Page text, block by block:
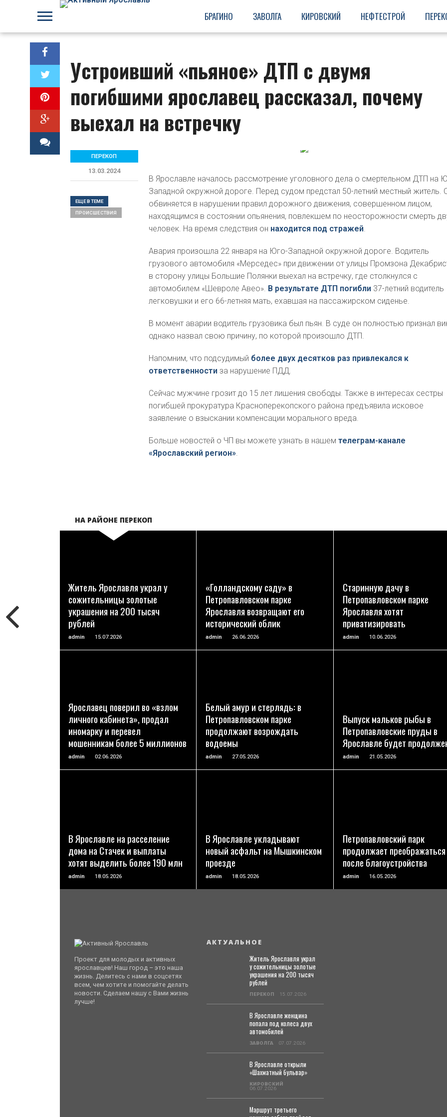
БРАГИНО ЗАВОЛГА КИРОВСКИЙ НЕФТЕСТРОЙ
Устроивший «пьяное» ДТП с двумя
погибшими ярославец рассказал, почему
выехал на встречку
В Ярославле началось рассмотрение уголовного дела о смертельном ДТП на
Западной окружной дороге. Перед судом предстал 50-летний местный житель.
обвиняется в нарушении правил дорожного движения, совершенном лицом,
находящимся в состоянии опьянения, повлекшем по неосторожности смерть
человек. На время следствия он находится под стражей.
Авария произошла 22 января на Юго-Западной окружной дороге. Водитель
грузового автомобиля «Мерседес» при движении от улицы Промзона
в сторону улицы Большие Полянки выехал на встречку, где столкнулся с
автомобилем «Шевроле Авео». В результате ДТП погибли 37-летний водитель
легковушки и его 66-летняя мать, ехавшая на пассажирском сиденье.
В момент аварии водитель грузовика был пьян. В суде он полностью признал
однако назвал свою причину, по которой произошло ДТП.
Напомним, что подсудимый более двух десятков раз привлекался к
ответственности за нарушение ПДД.
Сейчас мужчине грозит до 15 лет лишения свободы. Также в интересах сестры
погибшей прокуратура Красноперекопского района предъявила исковое
заявление о взыскании компенсации морального вреда.
Больше новостей о ЧП вы можете узнать в нашемтелеграм-канале
«Ярославский регион».
ПЕРЕКОП
13.03.2024
ЕЩЕ В ТЕМЕ
ПРОИСШЕСТВИЯ
НА РАЙОНЕ ПЕРЕКОП
Житель Ярославля украл у
сожительницы золотые
украшения на 200 тысяч
рублей
admin 15.07.2026
«Голландскому саду» в
Петропавловском парке
Ярославля возвращают его
исторический облик
admin 26.06.2026
Старинную дачу в
Петропавловском парке
Ярославля хотят
приватизировать
admin 10.06.2026
Ярославец поверил во «взлом
личного кабинета», продал
иномарку и перевел
мошенникам более 5 миллионов
admin 02.06.2026
Белый амур и стерлядь: в
Петропавловском парке
продолжают возрождать
водоемы
admin 27.05.2026
Выпуск мальков рыбы в
Петропавловские пруды в
Ярославле будет
admin 21.05.2026
В Ярославле на расселение
дома на Стачек и выплаты
хотят выделить более 190 млн
admin 18.05.2026
В Ярославле укладывают
новый асфальт на Мышкинском
проезде
admin 18.05.2026
Петропавловский парк
продолжает преображаться
после благоустройства
admin 16.05.2026
Проект для молодых и активных
ярославцев! Наш город – это наша
жизнь. Делитесь с нами в соцсетях
всем, чем хотите и помогайте делать
новости. Сделаем нашу с Вами жизнь
лучше!
АКТУАЛЬНОЕ
Житель Ярославля украл
у сожительницы золотые
украшения на 200 тысяч
рублей
ПЕРЕКОП 15.07.2026
В Ярославле женщина
попала под колеса двух
автомобилей
ЗАВОЛГА 07.07.2026
В Ярославле открыли
«Шахматный бульвар»
КИРОВСКИЙ
06.07.2026
Маршрут третьего